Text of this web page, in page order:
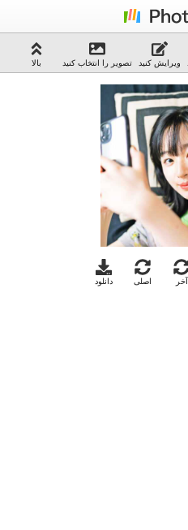
بالا تصویر را انتخاب کنید ویرایش کنید
دانلود اصلی آخر